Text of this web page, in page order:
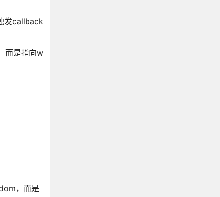
发callback
而是指向w
，而是